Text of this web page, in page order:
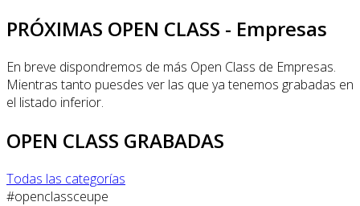
PRÓXIMAS OPEN CLASS - Empresas
En breve dispondremos de más Open Class de Empresas.
Mientras tanto puesdes ver las que ya tenemos grabadas en
el listado inferior.
OPEN CLASS GRABADAS
Todas las categorías
#openclassceupe